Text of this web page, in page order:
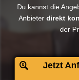
Du kannst die
Anbieter direkt
der
Jetzt